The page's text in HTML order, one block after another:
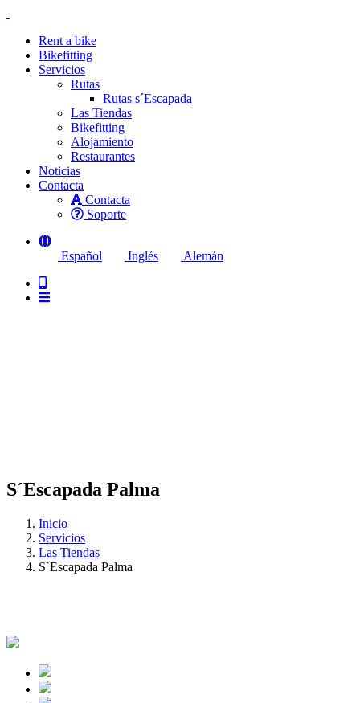
Rent a bike
Bikefitting
Servicios
Rutas
Rutas s´Escapada
Las Tiendas
Bikefitting
Alojamiento
Restaurantes
Noticias
Contacta
Contacta
Soporte
Español Inglés Alemán
S´Escapada Palma
Inicio
Servicios
Las Tiendas
S´Escapada Palma